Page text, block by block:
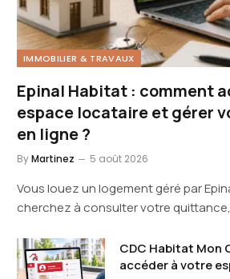
IMMOBILIER & TRAVAUX
Epinal Habitat : comment
espace locataire et gérer
en ligne ?
ByMartinez 5 août 2026
Vous louez un logement géré par
cherchez à consulter votre
CDC Habitat Mon
accéder à votre